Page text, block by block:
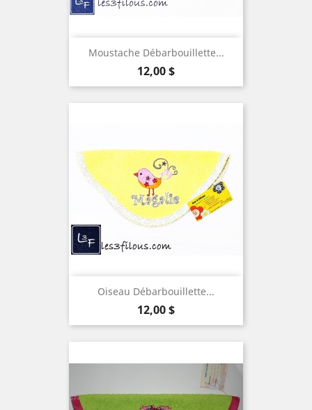
Moustache Débarbouillette...
Prix
12,00 $
Oiseau Débarbouillette...
Prix
12,00 $